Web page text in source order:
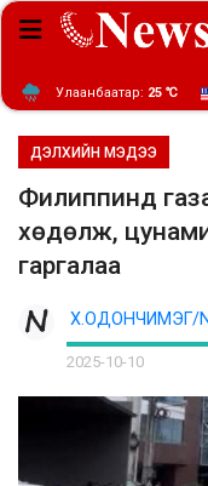
Улаанбаатар: 25 ℃
ДЭЛХИЙН МЭДЭЭ
Филиппинд
хөдөлж,
гаргалаа
Х.ОДОНЧИМЭГ/
2025-10-10